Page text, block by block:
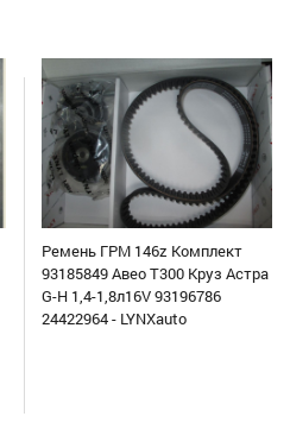
Ремень ГРМ 146z Комплект
93185849 Авео Т300 Круз Астра
G-H 1,4-1,8л16V 93196786
24422964 - LYNXauto